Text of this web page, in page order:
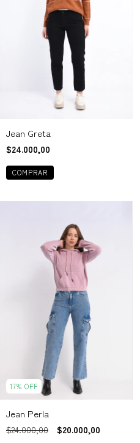
Jean Greta
$24.000,00
COMPRAR
17% OFF
Jean Perla
$24.000,00 $20.000,00